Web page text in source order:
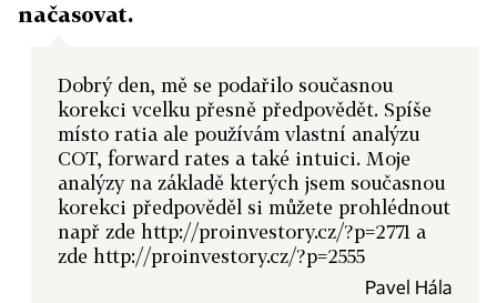
načasovat.
Dobrý den, mě se podařilo současnou
korekci vcelku přesně předpovědět. Spíše
místo ratia ale používám vlastní analýzu
COT, forward rates a také intuici. Moje
analýzy na základě kterých jsem současnou
korekci předpověděl si můžete prohlédnout
např zde http://proinvestory.cz/?p=2771 a
zde http://proinvestory.cz/?p=2555
Pavel Hála